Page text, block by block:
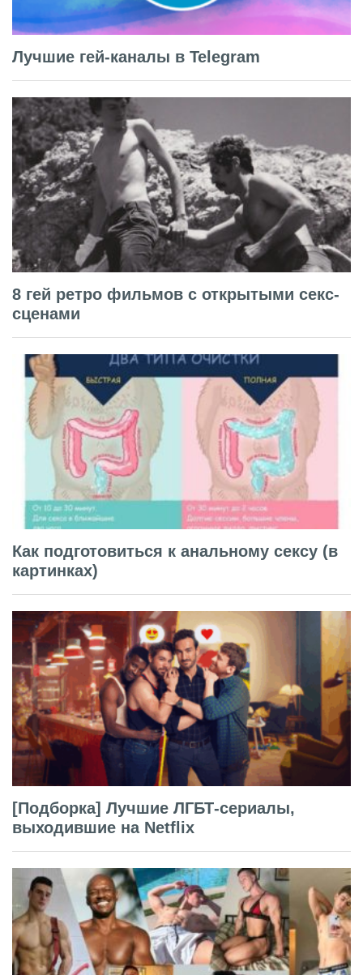
Лучшие гей-каналы в Telegram
8 гей ретро фильмов с открытыми секс-
сценами
Как подготовиться к анальному сексу (в
картинках)
[Подборка] Лучшие ЛГБТ-сериалы,
выходившие на Netflix